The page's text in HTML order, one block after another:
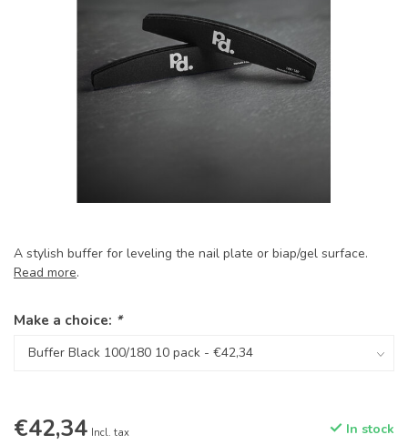
A stylish buffer for leveling the nail plate or biap/gel surface.
Read more.
Make a choice: *
€42,34 Incl. tax In stock